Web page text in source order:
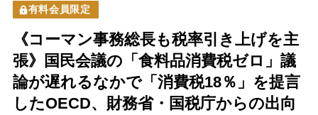
有料会員限定
《コーマン事務総長も税率引き上げを主
張》国民会議の「食料品消費税ゼロ」議
論が遅れるなかで「消費税18％」を提言
したOECD、財務省・国税庁からの出向